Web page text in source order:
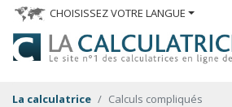
CHOISISSEZ VOTRE LANGUE
La calculatrice Calculs compliqués